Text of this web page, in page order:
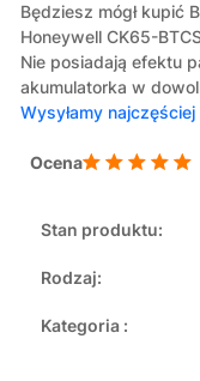
Będziesz mógł kupić
Honeywell CK65-
Nie posiadają efektu
akumulatorka w
Wysyłamy
Ocena
Stan produktu:
Rodzaj:
Kategoria :